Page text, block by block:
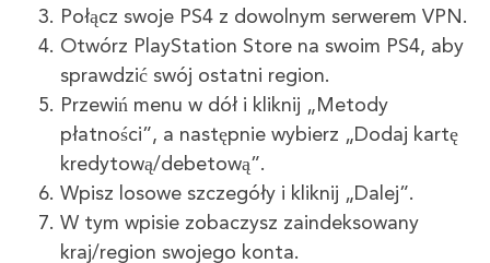
Połącz swoje PS4 z dowolnym serwerem VPN.
Otwórz PlayStation Store na swoim PS4, aby
sprawdzić swój ostatni region.
Przewiń menu w dół i kliknij „Metody
płatności”, a następnie wybierz „Dodaj kartę
kredytową/debetową”.
Wpisz losowe szczegóły i kliknij „Dalej”.
W tym wpisie zobaczysz zaindeksowany
kraj/region swojego konta.